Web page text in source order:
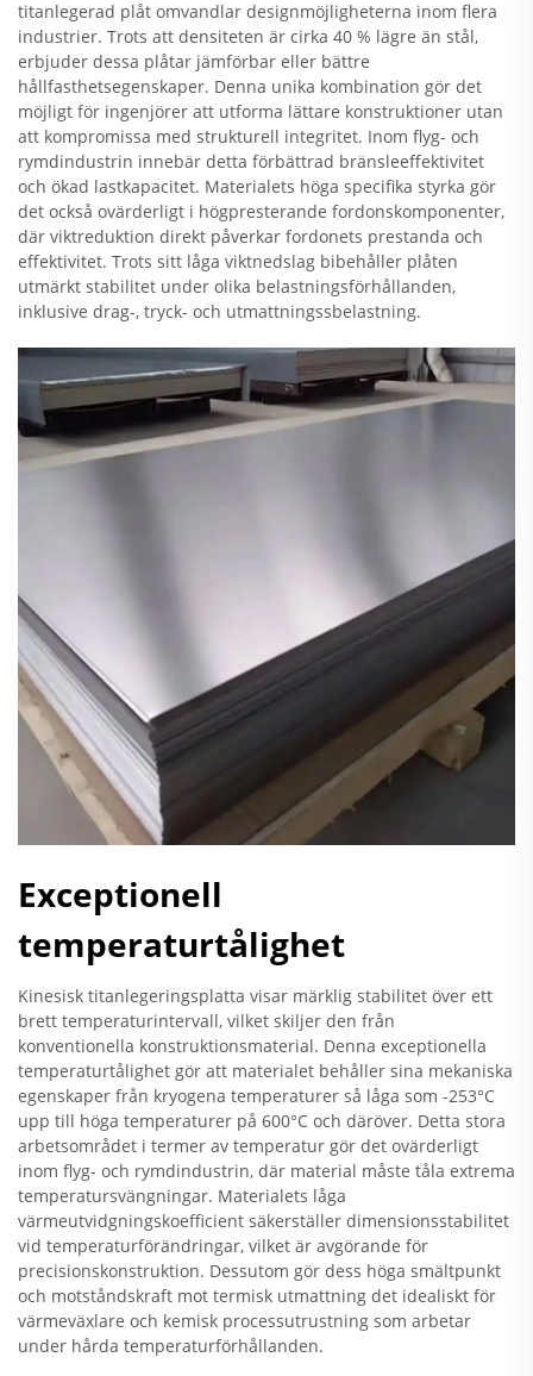
titanlegerad plåt omvandlar designmöjligheterna inom flera
industrier. Trots att densiteten är cirka 40 % lägre än stål,
erbjuder dessa plåtar jämförbar eller bättre
hållfasthetsegenskaper. Denna unika kombination gör det
möjligt för ingenjörer att utforma lättare konstruktioner utan
att kompromissa med strukturell integritet. Inom flyg- och
rymdindustrin innebär detta förbättrad bränsleeffektivitet
och ökad lastkapacitet. Materialets höga specifika styrka gör
det också ovärderligt i högpresterande fordonskomponenter,
där viktreduktion direkt påverkar fordonets prestanda och
effektivitet. Trots sitt låga viktnedslag bibehåller plåten
utmärkt stabilitet under olika belastningsförhållanden,
inklusive drag-, tryck- och utmattningssbelastning.
Exceptionell
temperaturtålighet
Kinesisk titanlegeringsplatta visar märklig stabilitet över ett
brett temperaturintervall, vilket skiljer den från
konventionella konstruktionsmaterial. Denna exceptionella
temperaturtålighet gör att materialet behåller sina mekaniska
egenskaper från kryogena temperaturer så låga som -253°C
upp till höga temperaturer på 600°C och däröver. Detta stora
arbetsområdet i termer av temperatur gör det ovärderligt
inom flyg- och rymdindustrin, där material måste tåla extrema
temperatursvängningar. Materialets låga
värmeutvidgningskoefficient säkerställer dimensionsstabilitet
vid temperaturförändringar, vilket är avgörande för
precisionskonstruktion. Dessutom gör dess höga smältpunkt
och motståndskraft mot termisk utmattning det idealiskt för
värmeväxlare och kemisk processutrustning som arbetar
under hårda temperaturförhållanden.